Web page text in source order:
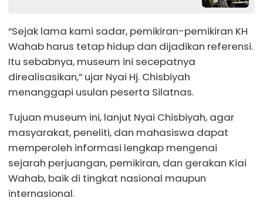
“Sejak lama kami sadar, pemikiran-pemikiran KH
Wahab harus tetap hidup dan dijadikan referensi.
Itu sebabnya, museum ini secepatnya
direalisasikan,” ujar Nyai Hj. Chisbiyah
menanggapi usulan peserta Silatnas.
Tujuan museum ini, lanjut Nyai Chisbiyah, agar
masyarakat, peneliti, dan mahasiswa dapat
memperoleh informasi lengkap mengenai
sejarah perjuangan, pemikiran, dan gerakan Kiai
Wahab, baik di tingkat nasional maupun
internasional.